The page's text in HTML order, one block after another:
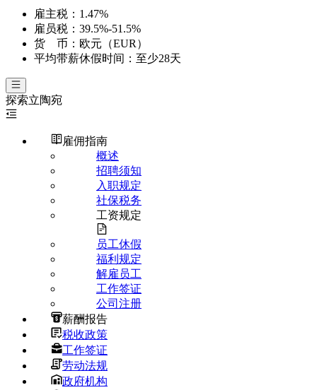
雇主税： 1.47%
雇员税： 39.5%-51.5%
货 币： 欧元（EUR）
平均带薪休假时间： 至少28天
探索立陶宛
雇佣指南
概述
招聘须知
入职规定
社保税务
工资规定
员工休假
福利规定
解雇员工
工作签证
公司注册
薪酬报告
税收政策
工作签证
劳动法规
政府机构